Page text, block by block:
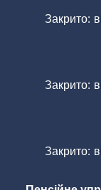
Закрито:
Закрито:
Закрито: